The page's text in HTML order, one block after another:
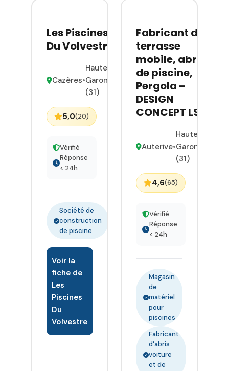
autoportantes.
Entièrement
personnalisables,
elles allient
matériaux
haut de
gamme,
robustesse
installation.
Chaque
imaginée et
assemblée
dans nos
ateliers de
Saint-
sur-Lèze, en
Haute-
Garonne,
garantissant
un savoir-
faire local et
une qualité
irréprochable.
Une fois
Les Piscines
Du Volvestre
Cazères•
Haute-
Garonne
(31)
5,0(20)
Vérifié
Réponse
< 24h
Société de
construction
de piscine
Voir la
fiche de
Les
Piscines
Du
Volvestre
Fabricant de
terrasse
mobile, abri
de piscine,
Pergola –
DESIGN
CONCEPT LS
Auterive•
Haute-
Garonne
(31)
4,6(65)
Vérifié
Réponse
< 24h
Magasin
de
matériel
pour
piscines
Fabricant
d'abris
voiture
et de